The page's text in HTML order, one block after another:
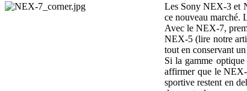
Les Sony NEX-3 et
ce nouveau marché.
Avec le NEX-7,
NEX-5 (lire notre
tout en conservant
Si la gamme
affirmer que le NEX-
sportive restent en